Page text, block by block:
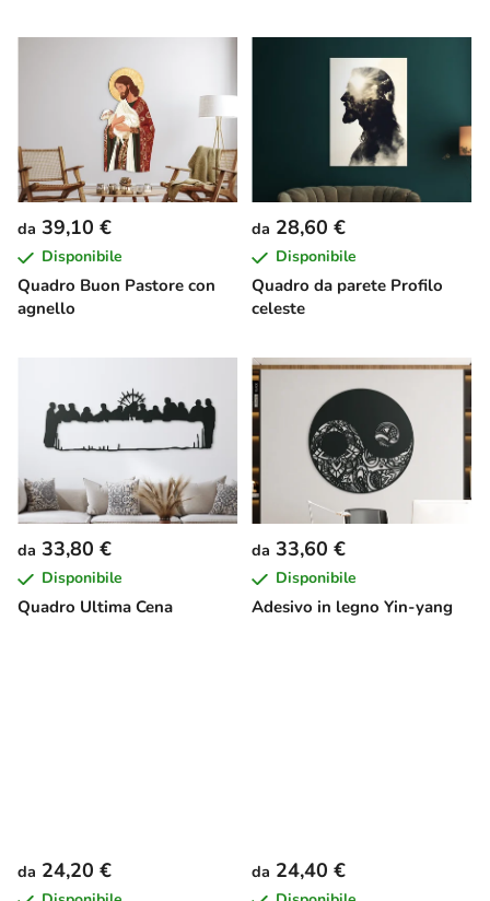
Quadro Buon Pastore con
agnello
da 39,10 €
Disponibile
Quadro da parete Profilo
celeste
da 28,60 €
Disponibile
Quadro Ultima Cena
da 33,80 €
Disponibile
Adesivo in legno Yin-yang
da 33,60 €
Disponibile
da 24,20 € da 24,40 €